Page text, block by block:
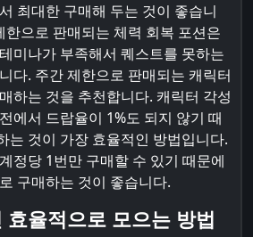
최대한 구매해 두는 것이 좋습니
한으로 판매되는 체력 회복 포션은
미나가 부족해서 퀘스트를 못하는
다. 주간 제한으로 판매되는 캐릭터
하는 것을 추천합니다. 캐릭터 각성
에서 드랍율이 1%도 되지 않기 때
는 것이 가장 효율적인 방법입니다.
정당 1번만 구매할 수 있기 때문에
구매하는 것이 좋습니다.
효율적으로 모으는 방법